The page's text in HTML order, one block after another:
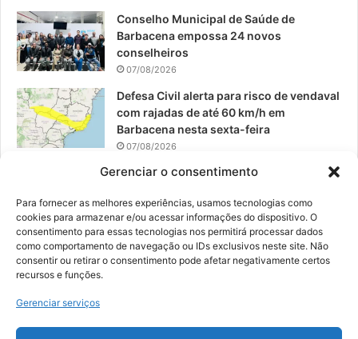
Gerenciar o consentimento
Para fornecer as melhores experiências, usamos tecnologias como
cookies para armazenar e/ou acessar informações do dispositivo. O
consentimento para essas tecnologias nos permitirá processar dados
como comportamento de navegação ou IDs exclusivos neste site. Não
consentir ou retirar o consentimento pode afetar negativamente certos
recursos e funções.
Gerenciar serviços
Conselho Municipal de Saúde de
Barbacena empossa 24 novos
conselheiros
07/08/2026
Defesa Civil alerta para risco de vendaval
com rajadas de até 60 km/h em
Barbacena nesta sexta-feira
07/08/2026
EPCAR tem a melhor nota do IDEB no
06/08/2026
© 2026, Todos os direitos reservados | Desenvolvido por:
Digital Business| Hospedado por:NP Publicidade